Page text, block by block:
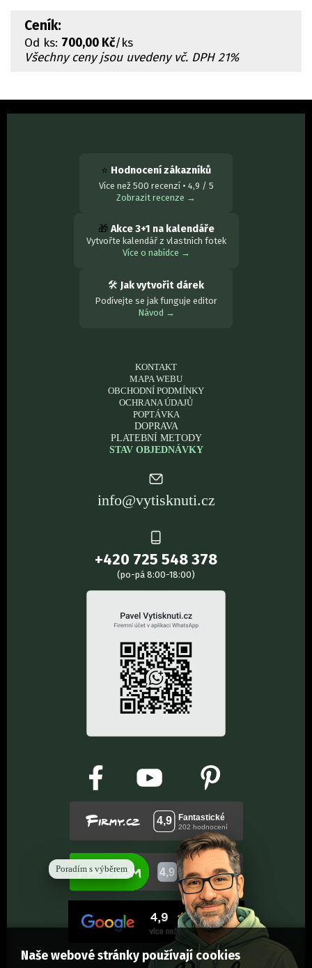
Ceník:
Od ks: 700,00 Kč/ks
Všechny ceny jsou uvedeny vč. DPH 21%
Poradím s výběrem
⭐ Hodnocení zákazníků
Více než 500 recenzí • 4,9 / 5
Zobrazit recenze →
🎁 Akce 3+1 na kalendáře
Vytvořte kalendář z vlastních fotek
Více o nabídce →
🛠 Jak vytvořit dárek
Podívejte se jak funguje editor
Návod →
KONTAKT
MAPA WEBU
OBCHODNÍ PODMÍNKY
OCHRANA ÚDAJŮ
POPTÁVKA
DOPRAVA
PLATEBNÍ METODY
STAV OBJEDNÁVKY
info@vytisknuti.cz
+420 725 548 378
(po-pá 8:00-18:00)
Naše webové stránky používají cookies